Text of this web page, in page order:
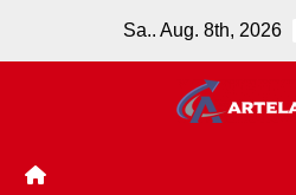
Sa.. Aug. 8th, 2026